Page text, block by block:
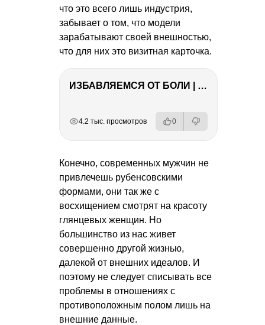
что это всего лишь индустрия,
забывает о том, что модели
зарабатывают своей внешностью,
что для них это визитная карточка.
ИЗБАВЛЯЕМСЯ ОТ БОЛИ | Важность режима и питания
4.2 тыс. просмотров 0
Конечно, современных мужчин не
привлечешь рубенсовскими
формами, они так же с
восхищением смотрят на красоту
глянцевых женщин. Но
большинство из нас живет
совершенно другой жизнью,
далекой от внешних идеалов. И
поэтому не следует списывать все
проблемы в отношениях с
противоположным полом лишь на
внешние данные.